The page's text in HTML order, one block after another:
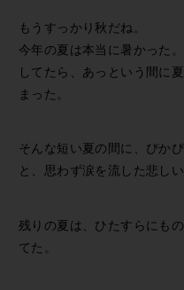
もうすっかり秋だね。
今年の夏は本当に暑かった
してたら、あっという間に
まった。
そんな短い夏の間に、ぴか
と、思わず涙を流した悲し
残りの夏は、ひたすらにも
てた。